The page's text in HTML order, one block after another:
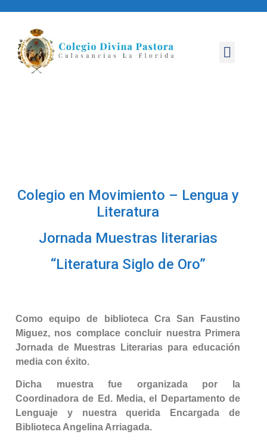
Colegio en Movimiento – Lengua y
Literatura
Jornada Muestras literarias
“Literatura Siglo de Oro”
Como equipo de biblioteca Cra San Faustino
Miguez, nos complace concluir nuestra Primera
Jornada de Muestras Literarias para educación
media con éxito.
Dicha muestra fue organizada por la
Coordinadora de Ed. Media, el Departamento de
Lenguaje y nuestra querida Encargada de
Biblioteca Angelina Arriagada.